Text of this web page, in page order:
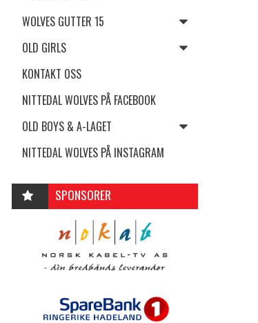
WOLVES GUTTER 15
OLD GIRLS
KONTAKT OSS
NITTEDAL WOLVES PÅ FACEBOOK
OLD BOYS & A-LAGET
NITTEDAL WOLVES PÅ INSTAGRAM
SPONSORER